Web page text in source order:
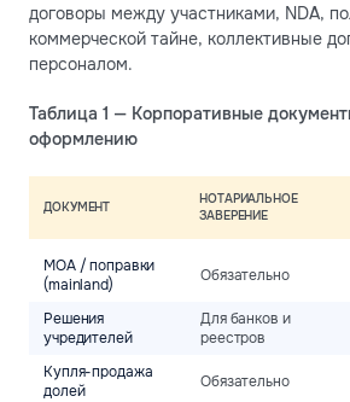
договоры между участниками, NDA,
коммерческой тайне, коллективные
персоналом.
Таблица 1 — Корпоративные
оформлению
ДОКУМЕНТ
НОТАРИАЛЬНОЕ
ЗАВЕРЕНИЕ
MOA / поправки
(mainland)
Обязательно
Решения
учредителей
Для банков и
реестров
Купля-продажа
долей
Обязательно